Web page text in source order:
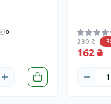
0
239 ₴ -
162 ₴